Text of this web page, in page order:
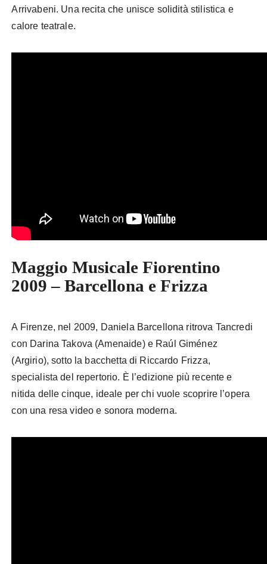
Arrivabeni. Una recita che unisce solidità stilistica e
calore teatrale.
Maggio Musicale Fiorentino
2009 – Barcellona e Frizza
A Firenze, nel 2009, Daniela Barcellona ritrova Tancredi
con Darina Takova (Amenaide) e Raúl Giménez
(Argirio), sotto la bacchetta di Riccardo Frizza,
specialista del repertorio. È l’edizione più recente e
nitida delle cinque, ideale per chi vuole scoprire l’opera
con una resa video e sonora moderna.